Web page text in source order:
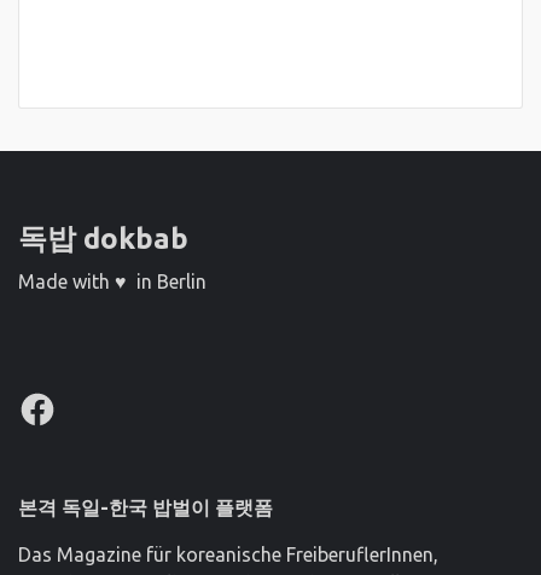
독밥 dokbab
Made with ♥ in Berlin
Facebook
본격 독일-한국 밥벌이 플랫폼
Das Magazine für koreanische FreiberuflerInnen,